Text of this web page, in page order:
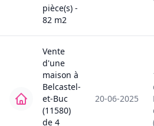
pièce(s) -
82 m2
Vente
d'une
maison à
Belcastel-
et-Buc
(11580)
de 4
20-06-2025